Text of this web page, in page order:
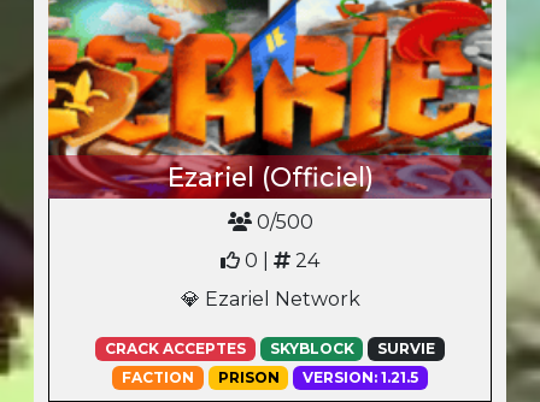
Ezariel (Officiel)
0/500
0 |
24
💎 Ezariel Network
CRACK ACCEPTES SKYBLOCK
SURVIE
FACTION
PRISON VERSION: 1.21.5